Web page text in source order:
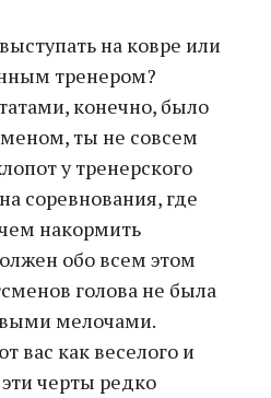
на ковре или
тренером?
конечно, было
ты не совсем
у тренерского
соревнования, где
накормить
обо всем этом
голова не была
мелочами.
вас как веселого и
черты редко